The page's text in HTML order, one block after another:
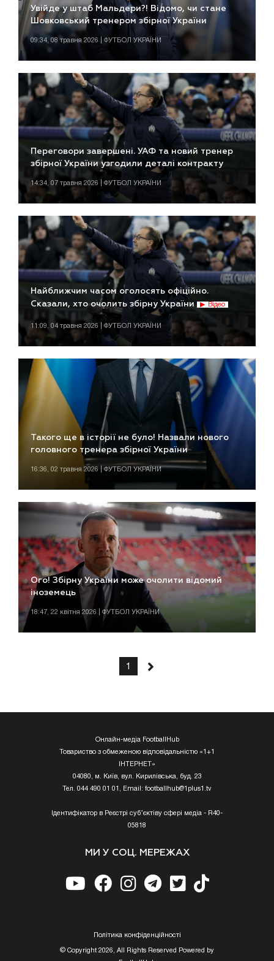
Увійде у штаб Мальдери?! Відомо, чи стане
Шовковський тренером збірної України
09:34, 08 травня 2026 | ФУТБОЛ УКРАЇНИ
Переговори завершені. УАФ та новий тренер
збірної України узгодили деталі контракту
14:34, 07 травня 2026 | ФУТБОЛ УКРАЇНИ
Найближчим часом оголосять офіційно.
Сказали, хто очолить збірну України
Відео
11:09, 04 травня 2026 | ФУТБОЛ УКРАЇНИ
Такого ще в історії не було! Назвали нового
головного тренера збірної України
16:36, 02 травня 2026 | ФУТБОЛ УКРАЇНИ
Ого! Збірну України може очолити відомий
іноземець
18:47, 22 квітня 2026 | ФУТБОЛ УКРАЇНИ
1
Онлайн-медіа FootballHub
Товариство з обмеженою відповідальністю «1+1
ІНТЕРНЕТ»
04080, м. Київ, вул. Кирилівська, буд. 23
Тел. 044 490 01 01, Email: footballhub@1plus1.tv
Ідентифікатор в Реєстрі суб’єктіву сфері медіа - R40-
05818
МИ У СОЦ. МЕРЕЖАХ
Полiтика конфiденцiйностi
© Copyright 2026, All Rights Reserved Powered by